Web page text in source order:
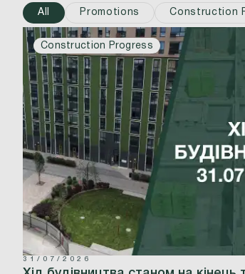
All Promotions Construction
Construction Progress
31/07/2026